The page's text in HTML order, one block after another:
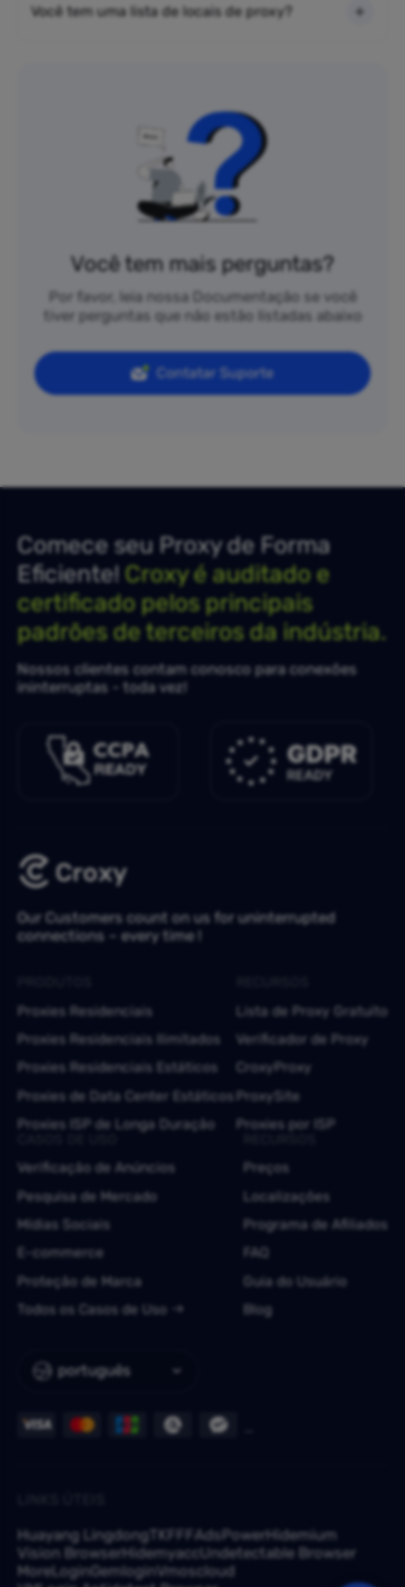
Você tem uma lista de locais de proxy?
Você tem mais perguntas?
Por favor, leia nossa Documentação se você
tiver perguntas que não estão listadas abaixo
Contatar Suporte
Comece seu Proxy de Forma
Eficiente!Croxy é auditado e
certificado pelos principais
padrões de terceiros da indústria.
Nossos clientes contam conosco para conexões
ininterruptas - toda vez!
Our Customers count on us for uninterrupted
connections – every time !
português
Proxies Residenciais
Proxies Residenciais Ilimitados
Proxies Residenciais Estáticos
Proxies de Data Center Estáticos
Proxies ISP de Longa Duração
Lista de Proxy Gratuito
Verificador de Proxy
CroxyProxy
ProxySite
Proxies por ISP
Verificação de Anúncios
Pesquisa de Mercado
Mídias Sociais
E-commerce
Proteção de Marca
Todos os Casos de Uso
Preços
Localizações
Programa de Afiliados
FAQ
Guia do Usuário
Blog
Huayang Lingdong TKFFF AdsPowerHidemium
Vision BrowserHidemyaccUndetectable Browser
MoreLoginGemlogin Vmoscloud